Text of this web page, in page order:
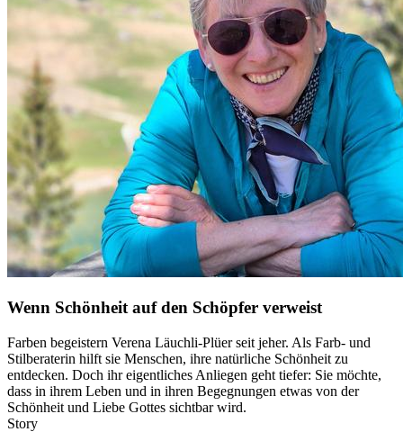
Wenn Schönheit auf den Schöpfer verweist
Farben begeistern Verena Läuchli-Plüer seit jeher. Als Farb- und
Stilberaterin hilft sie Menschen, ihre natürliche Schönheit zu
entdecken. Doch ihr eigentliches Anliegen geht tiefer: Sie möchte,
dass in ihrem Leben und in ihren Begegnungen etwas von der
Schönheit und Liebe Gottes sichtbar wird.
Story